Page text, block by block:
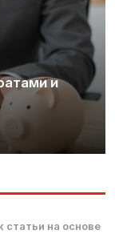
и
на основе